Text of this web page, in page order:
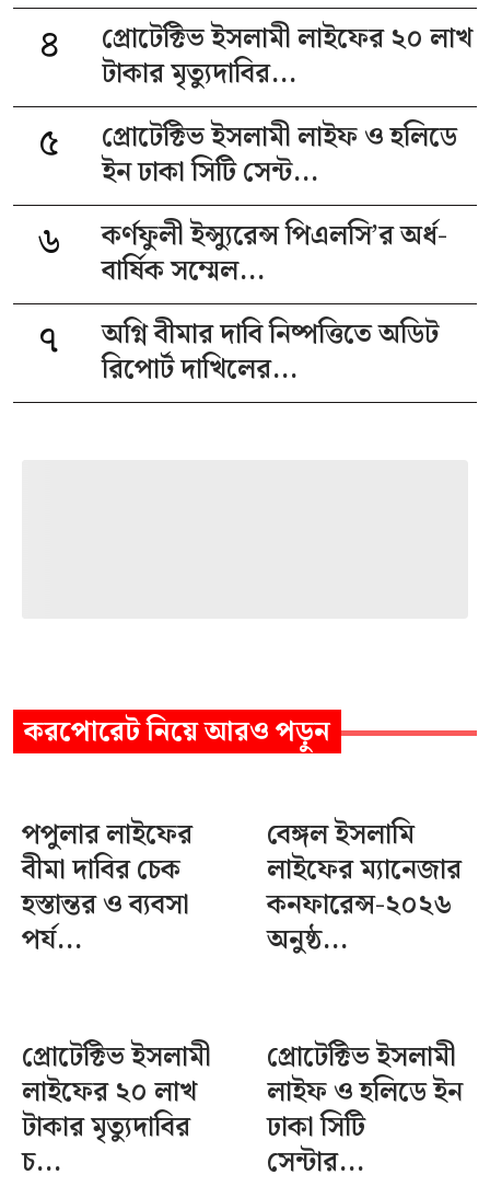
৪
প্রোটেক্টিভ ইসলামী লাইফের ২০ লাখ
টাকার মৃত্যুদাবির...
৫
প্রোটেক্টিভ ইসলামী লাইফ ও হলিডে
ইন ঢাকা সিটি সেন্ট...
৬
কর্ণফুলী ইন্স্যুরেন্স পিএলসি’র অর্ধ-
বার্ষিক সম্মেল...
৭
অগ্নি বীমার দাবি নিষ্পত্তিতে অডিট
রিপোর্ট দাখিলের...
করপোরেটনিয়ে আরও পড়ুন
পপুলার লাইফের
বীমা দাবির চেক
হস্তান্তর ও ব্যবসা
পর্য...
বেঙ্গল ইসলামি
লাইফের ম্যানেজার
কনফারেন্স-২০২৬
অনুষ্ঠ...
প্রোটেক্টিভ ইসলামী
লাইফের ২০ লাখ
টাকার মৃত্যুদাবির
চ...
প্রোটেক্টিভ ইসলামী
লাইফ ও হলিডে ইন
ঢাকা সিটি
সেন্টার...